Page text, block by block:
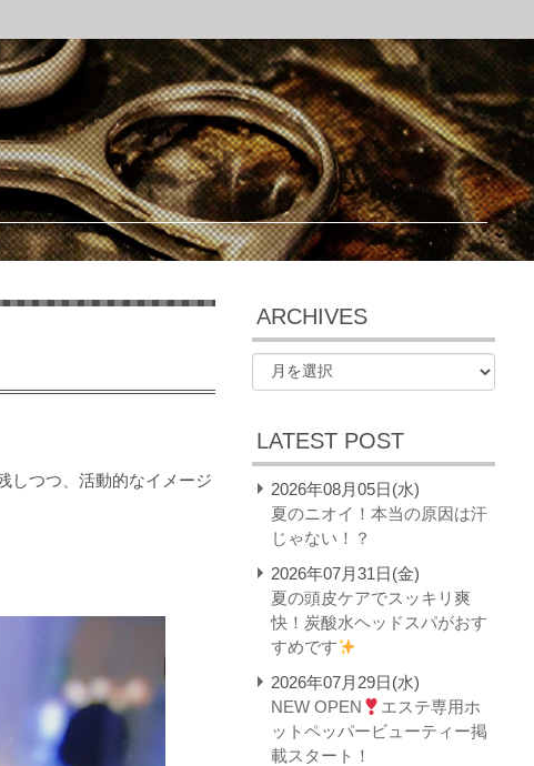
しつつ、活動的なイメージ
ARCHIVES
LATEST POST
2026年08月05日(水)
夏のニオイ！本当の原因は汗
じゃない！？
2026年07月31日(金)
夏の頭皮ケアでスッキリ爽
快！炭酸水ヘッドスパがおす
すめです
2026年07月29日(水)
NEW OPEN
エステ専用ホ
ットペッパービューティー掲
載スタート！